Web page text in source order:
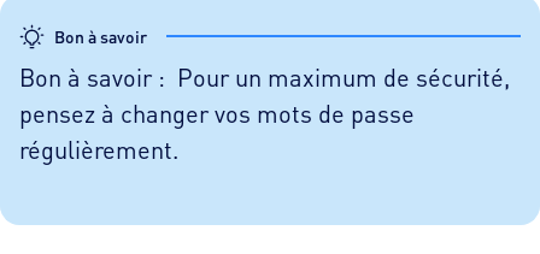
Bon à savoir
Bon à savoir : Pour un maximum de sécurité,
pensez à changer vos mots de passe
régulièrement.